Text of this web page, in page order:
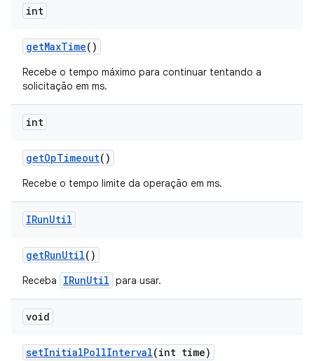
int
getMaxTime()
Recebe o tempo máximo para continuar tentando a
solicitação em ms.
int
getOpTimeout()
Recebe o tempo limite da operação em ms.
IRunUtil
getRunUtil()
Receba IRunUtil para usar.
void
setInitialPollInterval(int time)